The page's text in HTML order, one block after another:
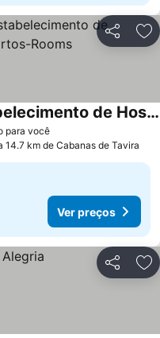
Partilhar
para vocêVer preços
VILA FORMOSA AL-Estabelecimento de Hospedagem,Quartos-Rooms
14.7 km de Cabanas de Tavira
Ver preços
Partilhar